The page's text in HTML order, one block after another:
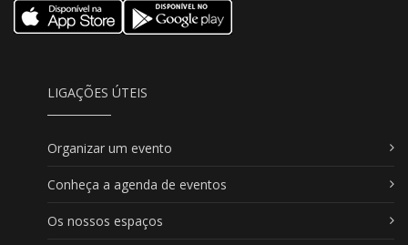
LIGAÇÕES ÚTEIS
Organizar um evento
Conheça a agenda de eventos
Os nossos espaços